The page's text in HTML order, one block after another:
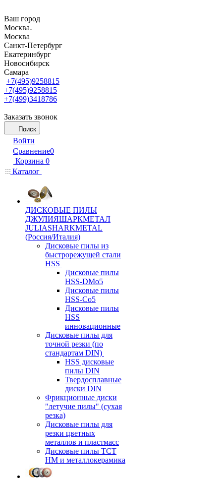
Ваш город
Москва
Москва
Санкт-Петербург
Екатеринбург
Новосибирск
Самара
+7(495)9258815
+7(495)9258815
+7(499)3418786
Заказать звонок
Поиск
Войти
Сравнение0
Корзина 0
Каталог
ДИСКОВЫЕ ПИЛЫ
ДЖУЛИЯШАРКМЕТАЛ
JULIASHARKMETAL
(Россия/Италия)
Дисковые пилы из
быстрорежущей стали
HSS
Дисковые пилы
HSS-DMo5
Дисковые пилы
HSS-Co5
Дисковые пилы
HSS
инновационные
Дисковые пилы для
точной резки (по
стандартам DIN)
HSS дисковые
пилы DIN
Твердосплавные
диски DIN
Фрикционные диски
"летучие пилы" (сухая
резка)
Дисковые пилы для
резки цветных
металлов и пластмасс
Дисковые пилы ТСТ
НМ и металлокерамика